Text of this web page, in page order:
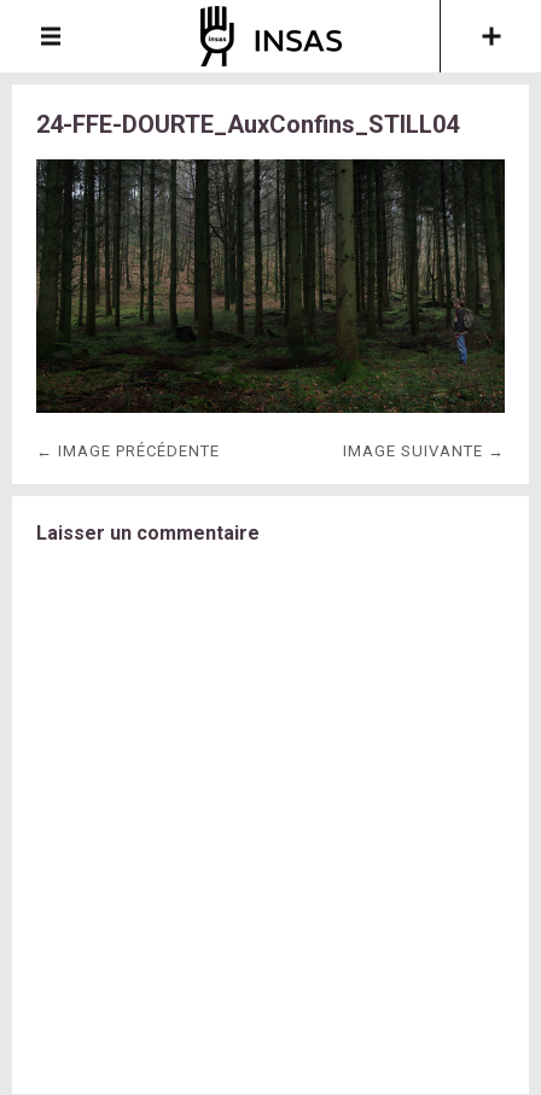
24-FFE-DOURTE_AuxConfins_STILL04
← IMAGE PRÉCÉDENTE IMAGE SUIVANTE →
Laisser un commentaire